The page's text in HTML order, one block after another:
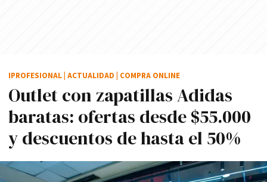
Outlet con zapatillas Adidas
baratas: ofertas desde $55.000
y descuentos de hasta el 50%
IPROFESIONAL ACTUALIDAD COMPRA ONLINE